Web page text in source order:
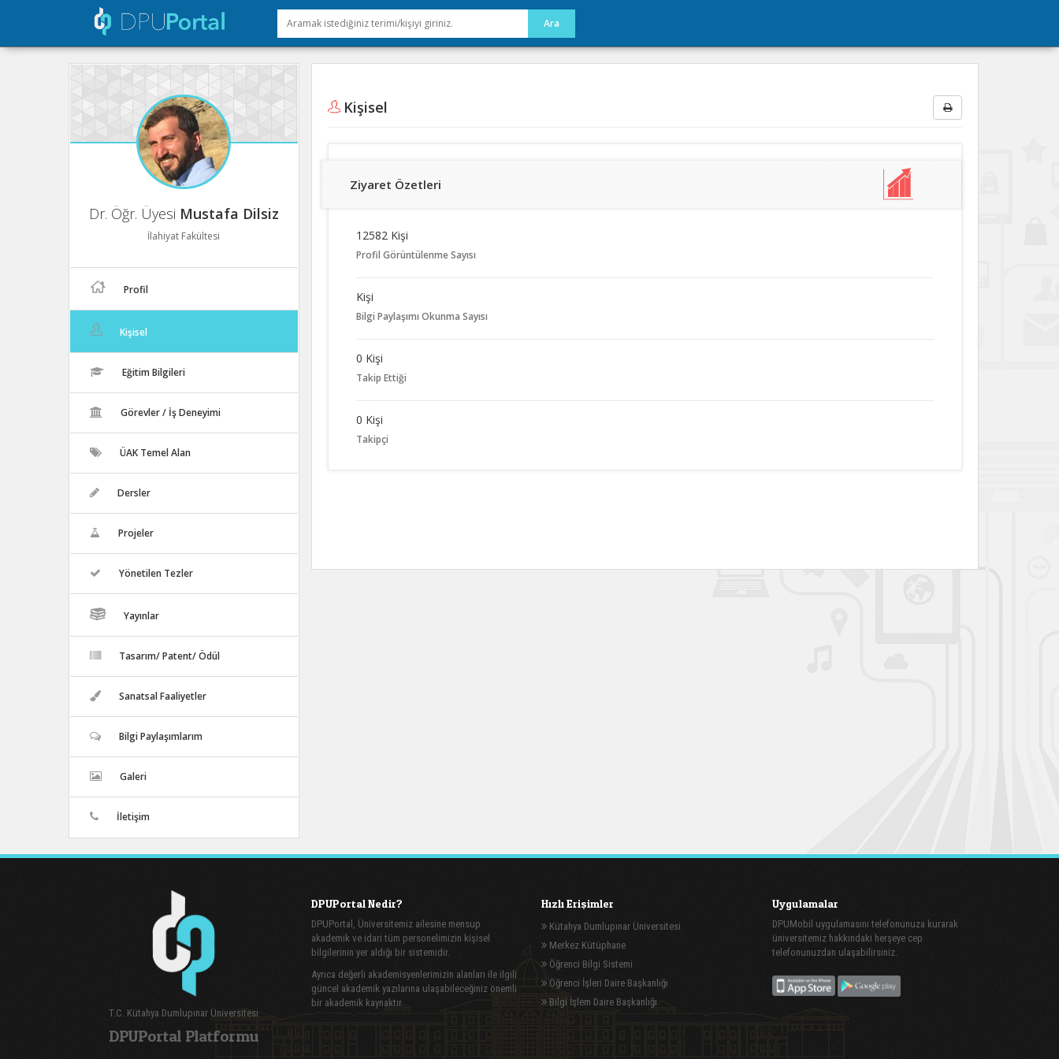
Dr. Öğr. Üyesi Mustafa Dilsiz
İlahiyat Fakültesi
Profil
Kişisel
Eğitim Bilgileri
Görevler / İş Deneyimi
ÜAK Temel Alan
Dersler
Projeler
Yönetilen Tezler
Yayınlar
Tasarım/ Patent/ Ödül
Sanatsal Faaliyetler
Bilgi Paylaşımlarım
Galeri
İletişim
Kişisel
Ziyaret Özetleri
12582 Kişi
Profil Görüntülenme Sayısı
Kişi
Bilgi Paylaşımı Okunma Sayısı
0 Kişi
Takip Ettiği
0 Kişi
Takipçi
T.C. Kütahya Dumlupınar Üniversitesi
DPUPortal Platformu
DPUPortal Nedir?
DPUPortal, Üniversitemiz ailesine mensup
akademik ve idari tüm personelimizin kişisel
bilgilerinin yer aldığı bir sistemidir.
Ayrıca değerli akademisyenlerimizin alanları ile ilgili
güncel akademik yazılarına ulaşabileceğiniz önemli
bir akademik kaynaktır.
Hızlı Erişimler
Kütahya Dumlupınar Üniversitesi
Merkez Kütüphane
Öğrenci Bilgi Sistemi
Öğrenci İşleri Daire Başkanlığı
Bilgi İşlem Daire Başkanlığı
Uygulamalar
DPUMobil uygulamasını telefonunuza kurarak
üniversitemiz hakkındaki herşeye cep
telefonunuzdan ulaşabilirsiniz.